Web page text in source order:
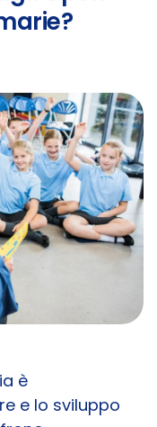
è
e lo sviluppo